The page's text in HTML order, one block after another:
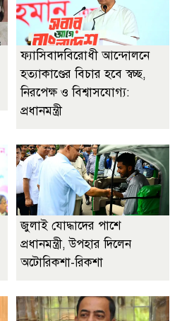
ফ্যাসিবাদবিরোধী আন্দোলনে
হত্যাকাণ্ডের বিচার হবে স্বচ্ছ,
নিরপেক্ষ ও বিশ্বাসযোগ্য:
প্রধানমন্ত্রী
জুলাই যোদ্ধাদের পাশে
প্রধানমন্ত্রী, উপহার দিলেন
অটোরিকশা-রিকশা